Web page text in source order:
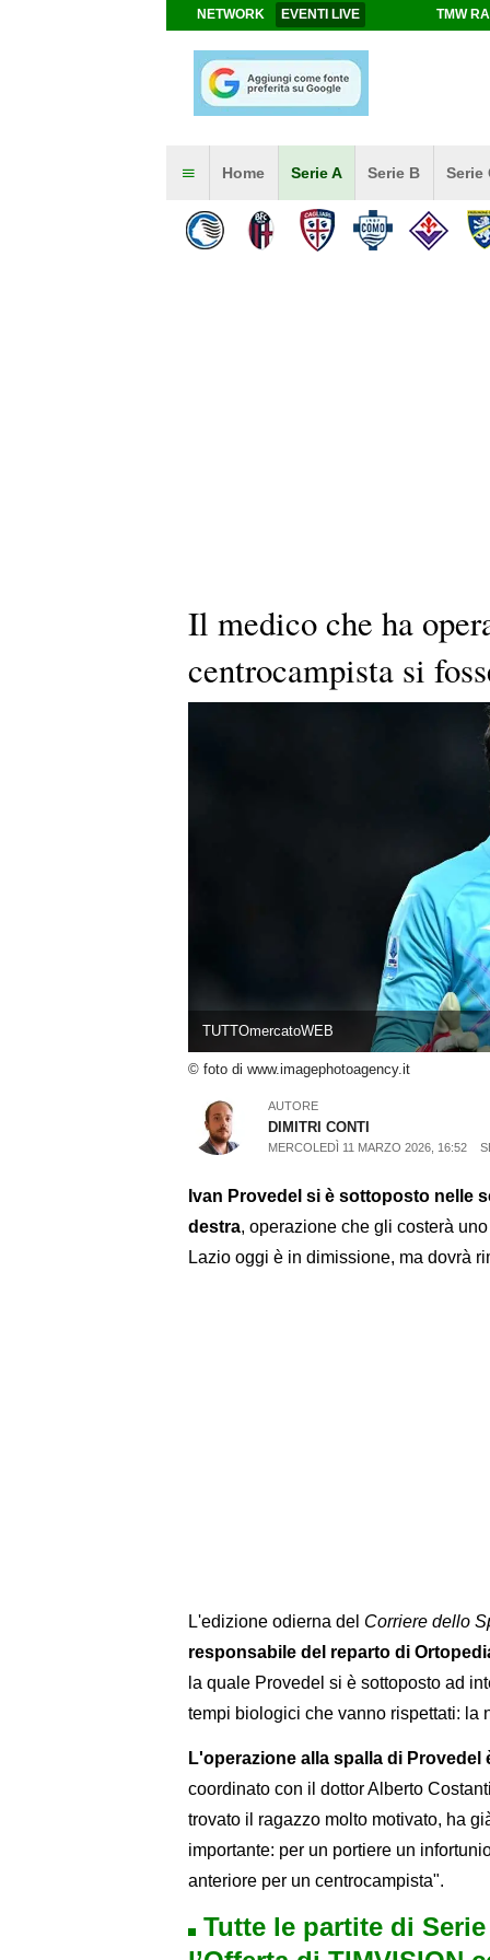
NETWORK EVENTI LIVE TMW
Home Serie A Serie B Serie
Il medico che ha
centrocampista si
TUTTOmercatoWEB
© foto di www.imagephotoagency.it
AUTORE
DIMITRI CONTI
MERCOLEDÌ 11 MARZO 2026, 16:52
Ivan Provedel si è sottoposto nelle
destra, operazione che gli costerà
Lazio oggi è in dimissione, ma dovrà
L'edizione odierna del Corriere dello
responsabile del reparto di
la quale Provedel si è sottoposto ad
tempi biologici che vanno rispettati: la
L'operazione alla spalla di Provedel
coordinato con il dottor Alberto
trovato il ragazzo molto motivato, ha
importante: per un portiere un
anteriore per un centrocampista".
Tutte le partite di